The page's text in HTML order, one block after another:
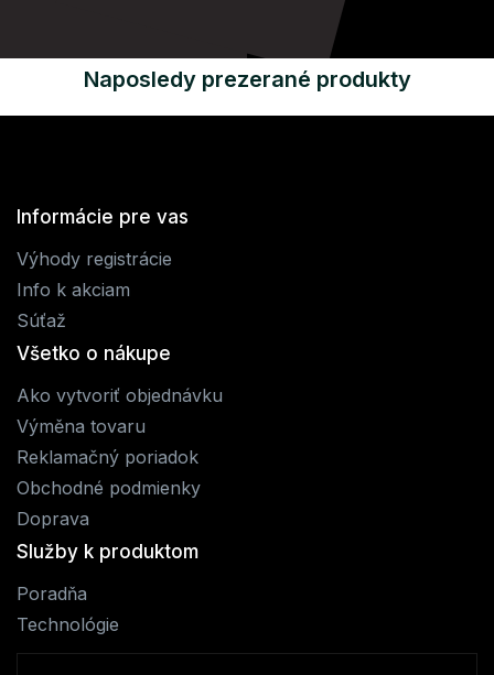
Naposledy prezerané produkty
Informácie pre vas
Výhody registrácie
Info k akciam
Súťaž
Všetko o nákupe
Ako vytvoriť objednávku
Výměna tovaru
Reklamačný poriadok
Obchodné podmienky
Doprava
Služby k produktom
Poradňa
Technológie